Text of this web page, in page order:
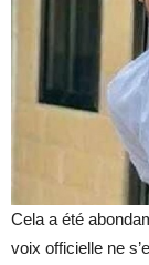
Cela a été
voix officielle ne